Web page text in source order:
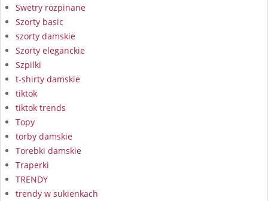
Swetry rozpinane
Szorty basic
szorty damskie
Szorty eleganckie
Szpilki
t-shirty damskie
tiktok
tiktok trends
Topy
torby damskie
Torebki damskie
Traperki
TRENDY
trendy w sukienkach